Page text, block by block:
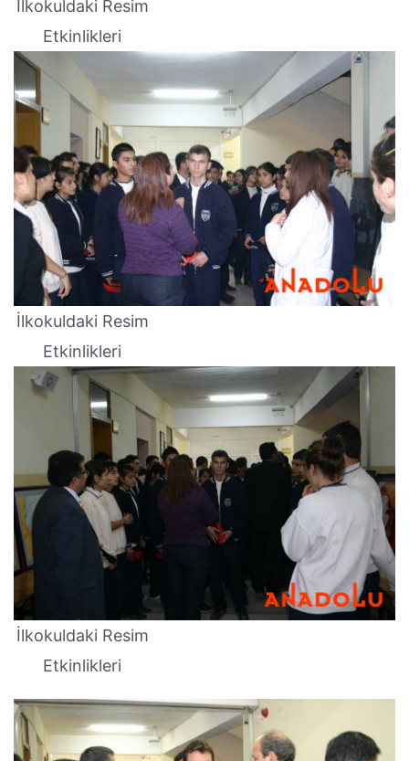
İlkokuldaki Resim
Etkinlikleri
İlkokuldaki Resim
Etkinlikleri
İlkokuldaki Resim
Etkinlikleri